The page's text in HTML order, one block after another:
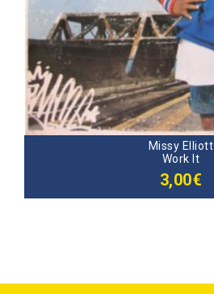
Missy Elliott
Work It
3,00€